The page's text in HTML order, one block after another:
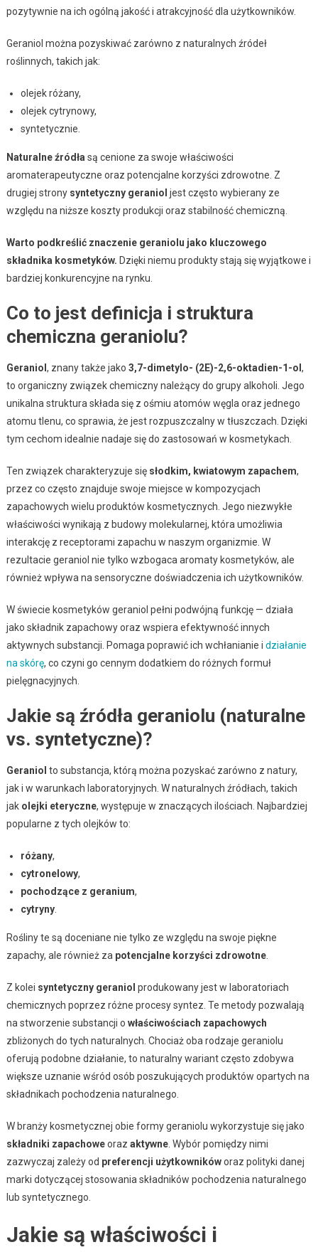
pozytywnie na ich ogólną jakość i atrakcyjność dla użytkowników.
Geraniol można pozyskiwać zarówno z naturalnych źródeł
roślinnych, takich jak:
olejek różany,
olejek cytrynowy,
syntetycznie.
Naturalne źródła są cenione za swoje właściwości
aromaterapeutyczne oraz potencjalne korzyści zdrowotne. Z
drugiej strony syntetyczny geraniol jest często wybierany ze
względu na niższe koszty produkcji oraz stabilność chemiczną.
Warto podkreślić znaczenie geraniolu jako kluczowego
składnika kosmetyków. Dzięki niemu produkty stają się wyjątkowe i
bardziej konkurencyjne na rynku.
Co to jest definicja i struktura
chemiczna geraniolu?
Geraniol , znany także jako 3,7-dimetylo- (2E)-2,6-oktadien-1-ol ,
to organiczny związek chemiczny należący do grupy alkoholi. Jego
unikalna struktura składa się z ośmiu atomów węgla oraz jednego
atomu tlenu, co sprawia, że jest rozpuszczalny w tłuszczach. Dzięki
tym cechom idealnie nadaje się do zastosowań w kosmetykach.
Ten związek charakteryzuje się słodkim, kwiatowym zapachem,
przez co często znajduje swoje miejsce w kompozycjach
zapachowych wielu produktów kosmetycznych. Jego niezwykłe
właściwości wynikają z budowy molekularnej, która umożliwia
interakcję z receptorami zapachu w naszym organizmie. W
rezultacie geraniol nie tylko wzbogaca aromaty kosmetyków, ale
również wpływa na sensoryczne doświadczenia ich użytkowników.
W świecie kosmetyków geraniol pełni podwójną funkcję — działa
jako składnik zapachowy oraz wspiera efektywność innych
aktywnych substancji. Pomaga poprawić ich wchłanianie i działanie
na skórę, co czyni go cennym dodatkiem do różnych formuł
pielęgnacyjnych.
Jakie są źródła geraniolu (naturalne
vs. syntetyczne)?
Geraniol to substancja, którą można pozyskać zarówno z natury,
jak i w warunkach laboratoryjnych. W naturalnych źródłach, takich
jak olejki eteryczne, występuje w znaczących ilościach. Najbardziej
popularne z tych olejków to:
różany,
cytronelowy,
pochodzące z geranium,
cytryny.
Rośliny te są doceniane nie tylko ze względu na swoje piękne
zapachy, ale również za potencjalne korzyści zdrowotne.
Z kolei syntetyczny geraniol produkowany jest w laboratoriach
chemicznych poprzez różne procesy syntez. Te metody pozwalają
na stworzenie substancji o właściwościach zapachowych
zbliżonych do tych naturalnych. Chociaż oba rodzaje geraniolu
oferują podobne działanie, to naturalny wariant często zdobywa
większe uznanie wśród osób poszukujących produktów opartych na
składnikach pochodzenia naturalnego.
W branży kosmetycznej obie formy geraniolu wykorzystuje się jako
składniki zapachoweoraz aktywne. Wybór pomiędzy nimi
zazwyczaj zależy od preferencji użytkownikóworaz polityki danej
marki dotyczącej stosowania składników pochodzenia naturalnego
lub syntetycznego.
Jakie są właściwości i